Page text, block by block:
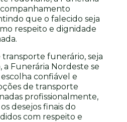
que o falecido seja
respeito e dignidade
funerário, seja
a Funerária Nordeste se
confiável e
de transporte
profissionalmente,
desejos finais do
com respeito e